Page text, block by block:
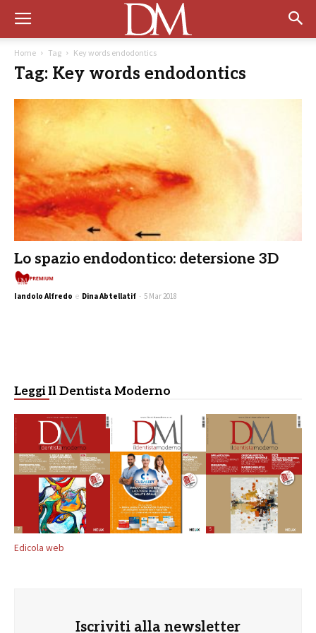
Home Tag Key words endodontics
Tag: Key words endodontics
Lo spazio endodontico: detersione 3D
Iandolo Alfredo e Dina Abtellatif - 5 Mar 2018
Leggi Il Dentista Moderno
Edicola web
Iscriviti alla newsletter